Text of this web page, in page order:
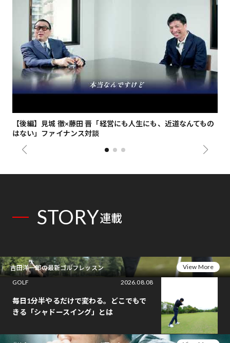
【後編】見城 徹×藤田 晋「経営にも人生にも、近道なんてもの
はない」ファイナンス対談
STORY連載
吉田洋一郎の最新ゴルフレッスン
View More
GOLF
2026.08.08
毎日1分半やるだけで変わる。どこでもで
きる「シャドースイング」とは